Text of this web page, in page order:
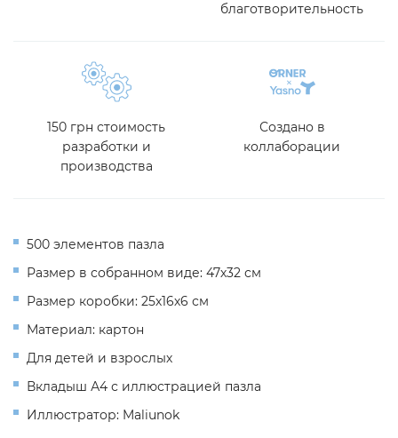
благотворительность
150 грн стоимость
разработки и
производства
Создано в
коллаборации
500 элементов пазла
Размер в собранном виде: 47х32 см
Размер коробки: 25х16х6 см
Материал: картон
Для детей и взрослых
Вкладыш А4 с иллюстрацией пазла
Иллюстратор: Maliunok